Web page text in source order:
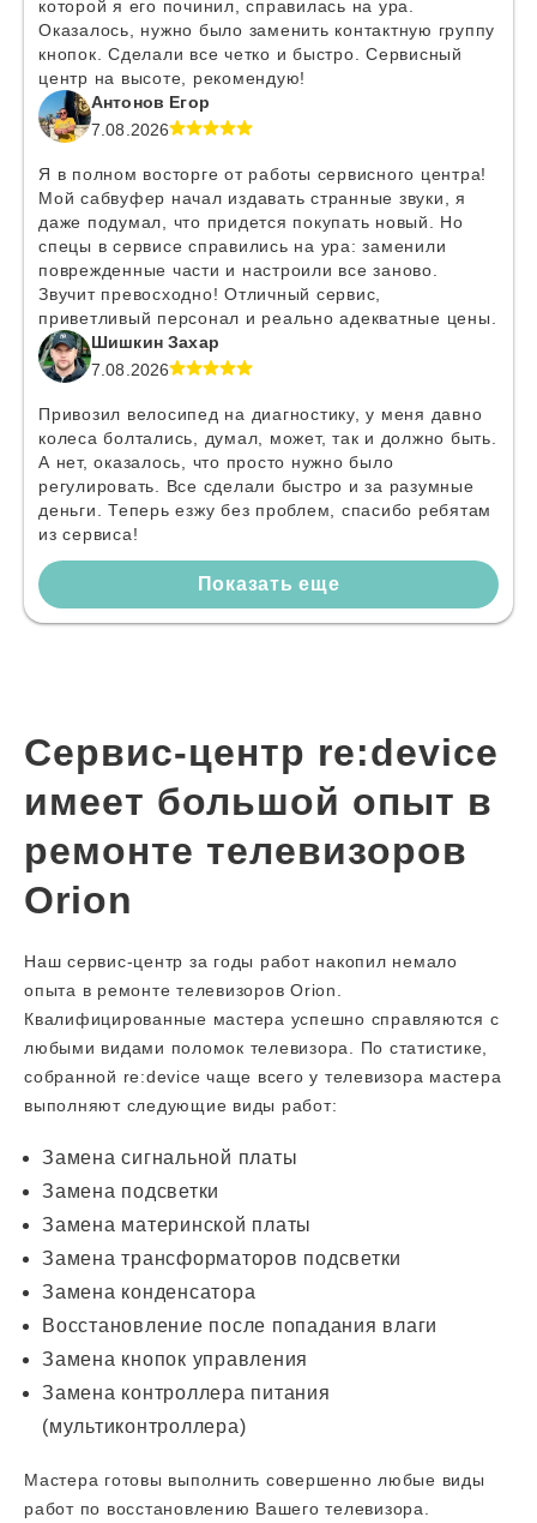
которой я его починил, справилась на ура.
Оказалось, нужно было заменить контактную группу
кнопок. Сделали все четко и быстро. Сервисный
центр на высоте, рекомендую!
Антонов Егор
7.08.2026
Я в полном восторге от работы сервисного центра!
Мой сабвуфер начал издавать странные звуки, я
даже подумал, что придется покупать новый. Но
спецы в сервисе справились на ура: заменили
поврежденные части и настроили все заново.
Звучит превосходно! Отличный сервис,
приветливый персонал и реально адекватные цены.
Шишкин Захар
7.08.2026
Привозил велосипед на диагностику, у меня давно
колеса болтались, думал, может, так и должно быть.
А нет, оказалось, что просто нужно было
регулировать. Все сделали быстро и за разумные
деньги. Теперь езжу без проблем, спасибо ребятам
из сервиса!
Показать еще
Сервис-центр re:device
имеет большой опыт в
ремонте телевизоров
Orion
Наш сервис-центр за годы работ накопил немало
опыта в ремонте телевизоров Orion.
Квалифицированные мастера успешно справляются с
любыми видами поломок телевизора. По статистике,
собранной re:device чаще всего у телевизора мастера
выполняют следующие виды работ:
Замена сигнальной платы
Замена подсветки
Замена материнской платы
Замена трансформаторов подсветки
Замена конденсатора
Восстановление после попадания влаги
Замена кнопок управления
Замена контроллера питания
(мультиконтроллера)
Мастера готовы выполнить совершенно любые виды
работ по восстановлению Вашего телевизора.